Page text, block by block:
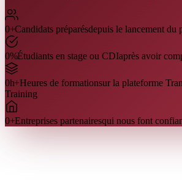
0+Candidats préparésdepuis le lancement du
0%Étudiants en stage ou CDIaprès avoir
0h+Heures de formationsur la plateforme
Training
0+Entreprises partenairesqui nous font